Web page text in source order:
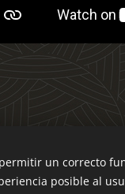
un correcto
posible al